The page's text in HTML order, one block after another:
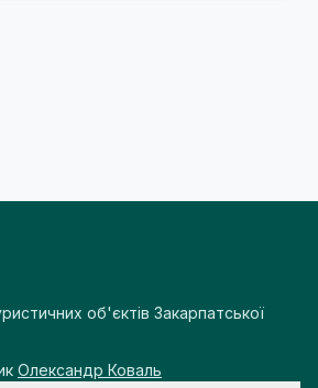
об'єктів Закарпатської
Олександр Коваль